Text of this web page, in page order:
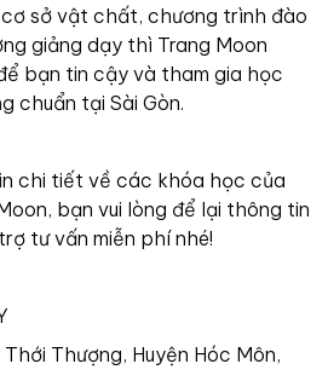
cơ sở vật chất, chương trình đào
giảng dạy thì Trang Moon
bạn tin cậy và tham gia học
chuẩn tại Sài Gòn.
chi tiết về các khóa học của
bạn vui lòng để lại thông tin
tư vấn miễn phí nhé!
Thượng, Huyện Hóc Môn,